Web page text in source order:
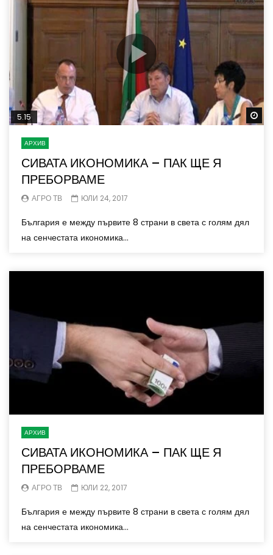
5.15
АРХИВ
СИВАТА ИКОНОМИКА – ПАК ЩЕ Я
ПРЕБОРВАМЕ
АГРО ТВ ЮЛИ 24, 2017
България е между първите 8 страни в света с голям дял
на сенчестата икономика...
АРХИВ
СИВАТА ИКОНОМИКА – ПАК ЩЕ Я
ПРЕБОРВАМЕ
АГРО ТВ ЮЛИ 22, 2017
България е между първите 8 страни в света с голям дял
на сенчестата икономика...